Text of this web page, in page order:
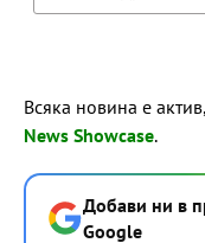
Всяка новина е
News Showcase.
Добави ни в
Google